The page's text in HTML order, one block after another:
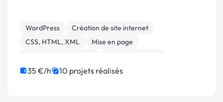
WordPress
Création de site internet
CSS, HTML, XML
Mise en page
Integration HTML
Charte graphique
35 €/h 10 projets réalisés